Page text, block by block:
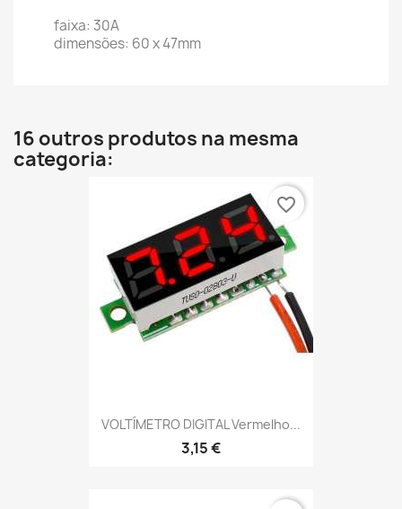
faixa: 30A
dimensões: 60 x 47mm
16 outros produtos na mesma
categoria:
VOLTÍMETRO DIGITAL Vermelho...
3,15 €
favorite_border